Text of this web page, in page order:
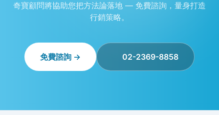
奇寶顧問將協助您把方法論落地 — 免費諮詢，量身打造
行銷策略。
免費諮詢 → 02-2369-8858